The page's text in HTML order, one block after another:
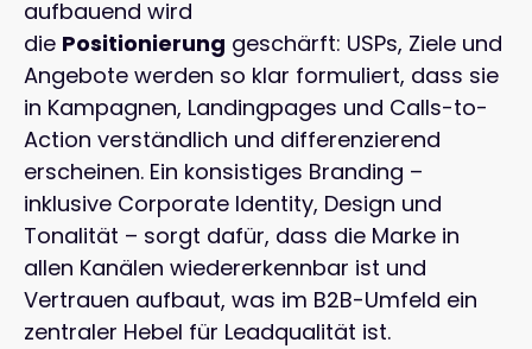
aufbauend wird
die Positionierung geschärft: USPs, Ziele und
Angebote werden so klar formuliert, dass sie
in Kampagnen, Landingpages und Calls-to-
Action verständlich und differenzierend
erscheinen. Ein konsistiges Branding –
inklusive Corporate Identity, Design und
Tonalität – sorgt dafür, dass die Marke in
allen Kanälen wiedererkennbar ist und
Vertrauen aufbaut, was im B2B-Umfeld ein
zentraler Hebel für Leadqualität ist.